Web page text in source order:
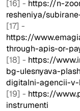
[16] - https://n-
resheniya/
[17] -
https://
through-apis-or-
[18] - https://
bg-ulesnyava-
digitalni-agencii-
[19] - https://
instrumenti